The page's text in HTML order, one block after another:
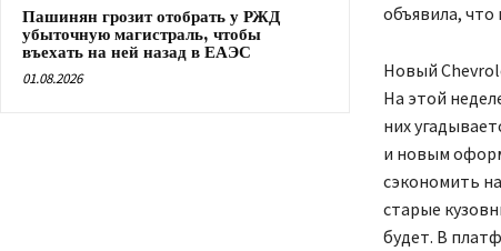
Пашинян грозит отобрать у РЖД
убыточную магистраль, чтобы
въехать на ней назад в ЕАЭС
01.08.2026
объявила,
Новый
На этой
них
и новым
сэкономить
старые
будет. В